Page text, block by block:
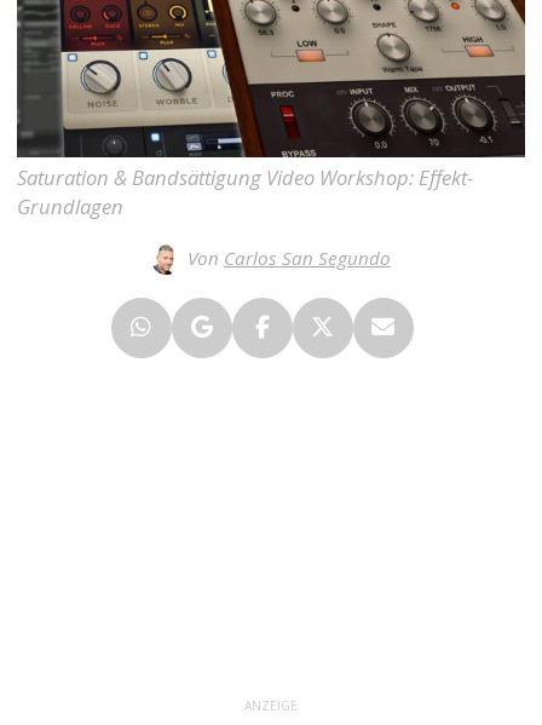
Saturation & Bandsättigung Video Workshop: Effekt-
Grundlagen
Von Carlos San Segundo
ANZEIGE